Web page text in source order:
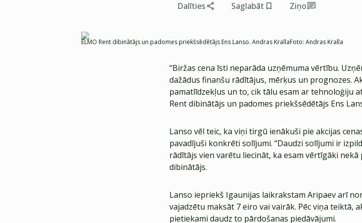
Dalīties Saglabāt Ziņo
ELMO Rent dibinātājs un padomes priekšsēdētājs Ens Lanso. Andras KrallaFoto: Andras Kralla
“Biržas cena īsti neparāda uzņēmuma vērtību.
dažādus finanšu rādītājus, mērķus un prognozes.
pamatlīdzekļus un to, cik tālu esam ar tehnoloģiju
Rent dibinātājs un padomes priekšsēdētājs Ens
Lanso vēl teic, ka viņi tirgū ienākuši pie akcijas
pavadījuši konkrēti solījumi. “Daudzi solījumi ir
rādītājs vien varētu liecināt, ka esam vērtīgāki nekā
dibinātājs.
Lanso iepriekš Igaunijas laikrakstam Aripaev arī
vajadzētu maksāt 7 eiro vai vairāk. Pēc viņa teiktā,
pietiekami daudz to pārdošanas piedāvājumi.